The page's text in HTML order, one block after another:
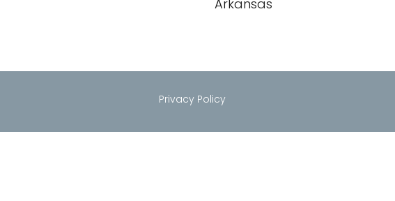
Arkansas
Privacy Policy